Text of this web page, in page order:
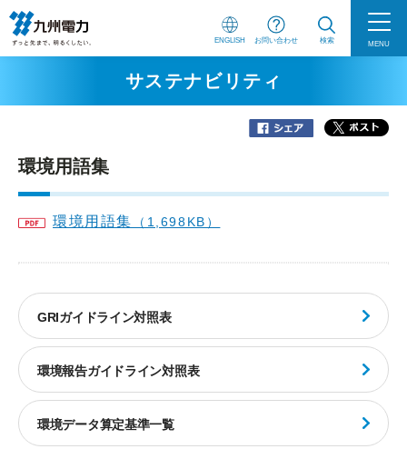
ENGLISH お問い合わせ 検索 MENU
サステナビリティ
環境用語集
環境用語集 （1,698KB）
GRIガイドライン対照表
環境報告ガイドライン対照表
環境データ算定基準一覧